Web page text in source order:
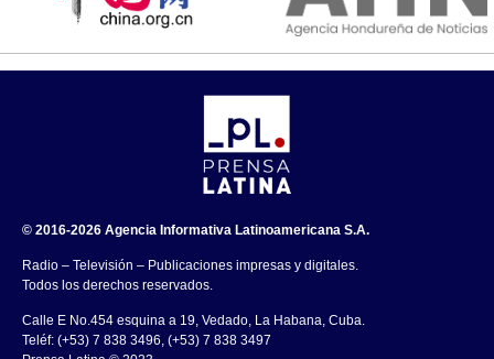
© 2016-2026 Agencia Informativa Latinoamericana S.A.
Radio – Televisión – Publicaciones impresas y digitales.
Todos los derechos reservados.
Calle E No.454 esquina a 19, Vedado, La Habana, Cuba.
Teléf: (+53) 7 838 3496, (+53) 7 838 3497